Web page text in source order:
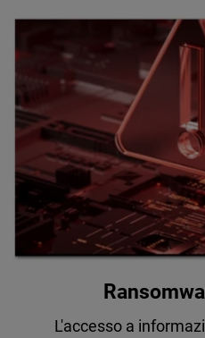
L'accesso a